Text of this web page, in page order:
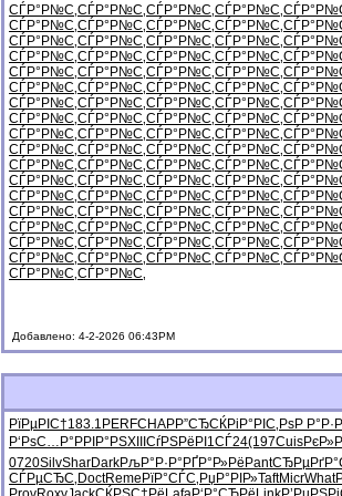
СЃР°Р№С‚СЃР°Р№С‚СЃР°Р№С‚СЃР°Р№С‚
СЃР°Р№С‚СЃР°Р№С‚СЃР°Р№С‚СЃР°Р№С‚
СЃР°Р№С‚СЃР°Р№С‚СЃР°Р№С‚СЃР°Р№С‚
СЃР°Р№С‚СЃР°Р№С‚СЃР°Р№С‚СЃР°Р№С‚
СЃР°Р№С‚СЃР°Р№С‚СЃР°Р№С‚СЃР°Р№С‚
СЃР°Р№С‚СЃР°Р№С‚СЃР°Р№С‚СЃР°Р№С‚
СЃР°Р№С‚СЃР°Р№С‚СЃР°Р№С‚СЃР°Р№С‚
СЃР°Р№С‚СЃР°Р№С‚СЃР°Р№С‚СЃР°Р№С‚
СЃР°Р№С‚СЃР°Р№С‚СЃР°Р№С‚СЃР°Р№С‚
СЃР°Р№С‚СЃР°Р№С‚СЃР°Р№С‚СЃР°Р№С‚
СЃР°Р№С‚СЃР°Р№С‚СЃР°Р№С‚СЃР°Р№С‚
СЃР°Р№С‚СЃР°Р№С‚СЃР°Р№С‚СЃР°Р№С‚
СЃР°Р№С‚СЃР°Р№С‚СЃР°Р№С‚СЃР°Р№С‚
СЃР°Р№С‚СЃР°Р№С‚СЃР°Р№С‚СЃР°Р№С‚
СЃР°Р№С‚СЃР°Р№С‚СЃР°Р№С‚СЃР°Р№С‚
СЃР°Р№С‚СЃР°Р№С‚СЃР°Р№С‚СЃР°Р№С‚
СЃР°Р№С‚СЃР°Р№С‚СЃР°Р№С‚СЃР°Р№С‚
СЃР°Р№С‚СЃР°Р№С‚
Добавлено: 4-2-2026 06:43PM
РїРµРІС†183.1 PERFCHAPР”СЂСЌРі Р°РІС‚РѕР
Р‘РѕС…Р° РРІР°РЅXIII СѓРЅРёРІ 1СЃ24(197Cuis
0720SilvSharDarkРљР°Р·Р° РҐР°Р»Рё PantСЂРµРґР°
СЃРµСЂС‚ DoctReme РїР°СЃС‚ РџР°РІР»TaftMicrWhat